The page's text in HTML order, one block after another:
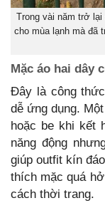
Trong vài năm trở lại
cho mùa lạnh mà đã
Mặc áo hai dây
Đây là công
dễ ứng dụng.
hoặc be khi kết
năng động
giúp outfit kín
thích mặc quá
cách thời trang.